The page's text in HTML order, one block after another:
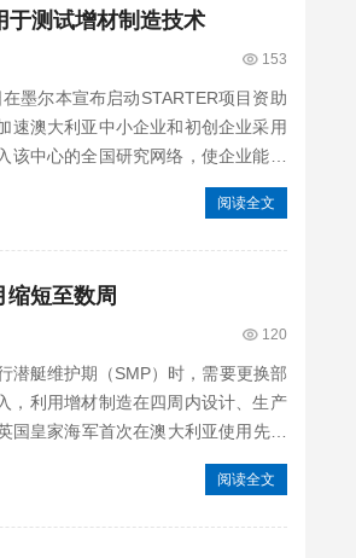
于测试增材制造技术
153
墨尔本宣布启动STARTER项目资助
速澳大利亚中小企业和初创企业采用
中心的全国研究网络，使企业能够
阅读全文
短至数周
120
艇维护期（SMP）时，需要更换部
，利用增材制造在四周内设计、生产
皇家海军首次在澳大利亚使用先进
阅读全文